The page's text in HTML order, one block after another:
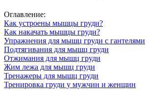
Оглавление:
Как устроены мышцы груди?
Как накачать мышцы груди?
Упражнения для мышц груди с гантелями
Подтягивания для мышц груди
Отжимания для мышц груди
Жим лежа для мышц груди
Тренажеры для мышц груди
Тренировка груди у мужчин и женщин